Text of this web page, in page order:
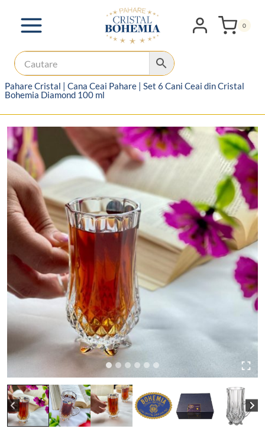
0
Pahare Cristal | Cana Ceai Pahare | Set 6 Cani Ceai din Cristal
Bohemia Diamond 100 ml